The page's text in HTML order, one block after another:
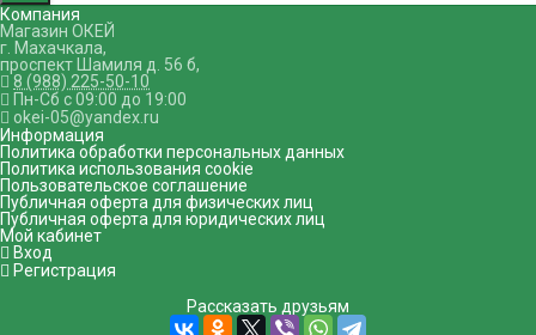
Компания
Магазин ОКЕЙ
г. Махачкала,
проспект Шамиля д. 56 б,
8 (988) 225-50-10
Пн-Сб с 09:00 до 19:00
okei-05@yandex.ru
Информация
Политика обработки персональных данных
Политика использования cookie
Пользовательское соглашение
Публичная оферта для физических лиц
Публичная оферта для юридических лиц
Мой кабинет
Вход
Регистрация
Рассказать друзьям